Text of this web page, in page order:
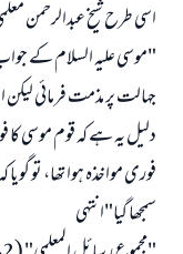
اسی طرح شیخ عبدالرحمن
"موسی علیہ السلام کے
جہالت پر مذمت فرمائی
دلیل یہ ہے کہ قوم موسی کا
فوری مواخذہ ہوا تھا، تو
سمجھا گیا"انتہی